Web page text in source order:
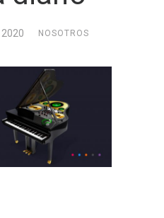
NOSOTROS